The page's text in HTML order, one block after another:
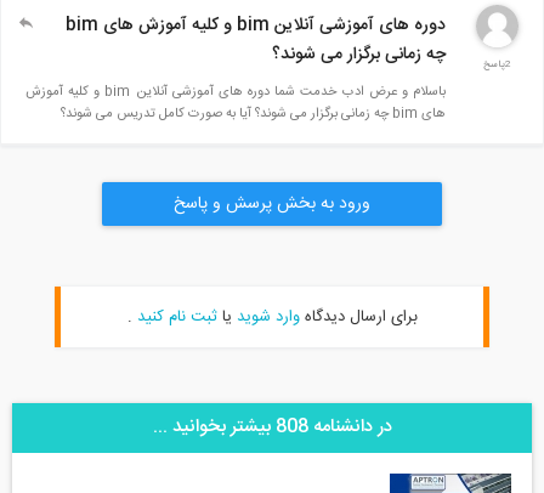
دوره های آموزشی آنلاین bim و کلیه آموزش های bim
چه زمانی برگزار می شوند؟
باسلام و عرض ادب خدمت شما دوره های آموزشی آنلاین bim و کلیه آموزش
های bim چه زمانی برگزار می شوند؟ آیا به صورت کامل تدریس می شوند؟
ورود به بخش پرسش و پاسخ
برای ارسال دیدگاهوارد شویدیا ثبت نام کنید.
در دانشنامه 808 بیشتر بخوانید ...